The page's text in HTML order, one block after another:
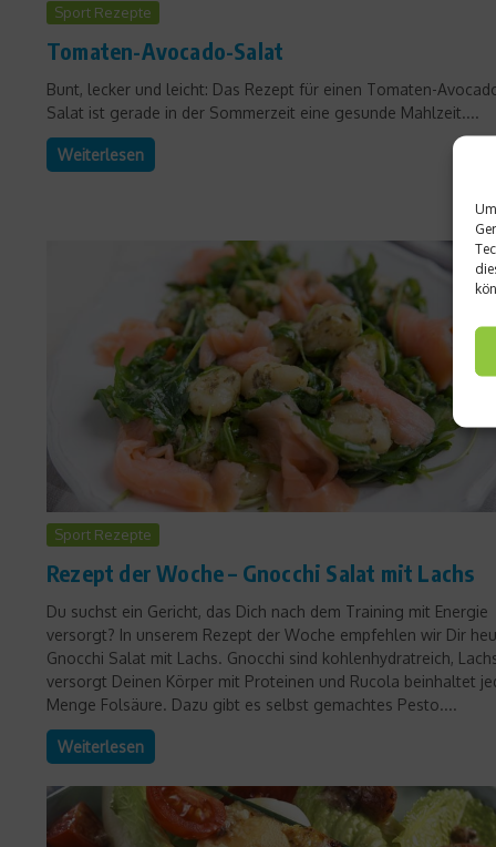
Sport Rezepte
Tomaten-Avocado-Salat
Bunt, lecker und leicht: Das Rezept für einen Tomaten-
Salat ist gerade in der Sommerzeit eine gesunde Mahlzeit....
Weiterlesen
Sport Rezepte
Rezept der Woche – Gnocchi Salat mit Lachs
Du suchst ein Gericht, das Dich nach dem Training mit Energie
versorgt? In unserem Rezept der Woche empfehlen wir Dir
Gnocchi Salat mit Lachs. Gnocchi sind kohlenhydratreich,
versorgt Deinen Körper mit Proteinen und Rucola beinhaltet
Menge Folsäure. Dazu gibt es selbst gemachtes Pesto....
Weiterlesen